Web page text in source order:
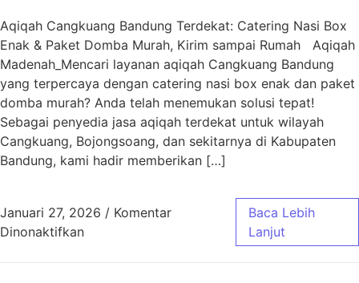
Aqiqah Cangkuang Bandung Terdekat: Catering Nasi Box
Enak & Paket Domba Murah, Kirim sampai Rumah Aqiqah
Madenah_Mencari layanan aqiqah Cangkuang Bandung
yang terpercaya dengan catering nasi box enak dan paket
domba murah? Anda telah menemukan solusi tepat!
Sebagai penyedia jasa aqiqah terdekat untuk wilayah
Cangkuang, Bojongsoang, dan sekitarnya di Kabupaten
Bandung, kami hadir memberikan […]
Januari 27, 2026 / Komentar
Dinonaktifkanpada Aqiqah Cangkuang Bandung Terdekat
Baca Lebih
Lanjut